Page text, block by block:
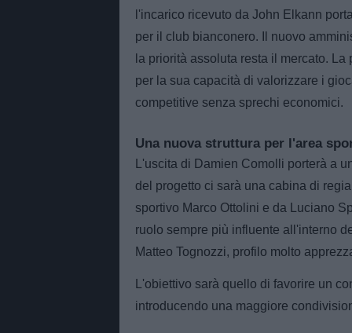
l'incarico ricevuto da John Elkann
per il club bianconero. Il nuovo
la priorità assoluta resta il mercato.
per la sua capacità di valorizzare i
competitive senza sprechi economici.
Una nuova struttura per l'area
L'uscita di Damien Comolli porterà a
del progetto ci sarà una cabina di
sportivo Marco Ottolini e da Luciano
ruolo sempre più influente all'interno
Matteo Tognozzi, profilo molto
L'obiettivo sarà quello di favorire un
introducendo una maggiore